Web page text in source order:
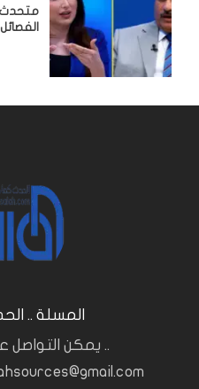
متحدث
المسلة ..
.. يمكن التواصل